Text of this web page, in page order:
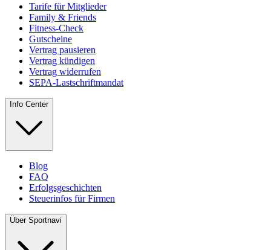
Tarife für Mitglieder
Family & Friends
Fitness-Check
Gutscheine
Vertrag pausieren
Vertrag kündigen
Vertrag widerrufen
SEPA-Lastschriftmandat
Info Center
Blog
FAQ
Erfolgsgeschichten
Steuerinfos für Firmen
Über Sportnavi